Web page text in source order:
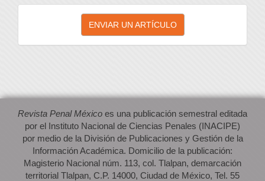
Enviar
artículo
ENVIAR UN ARTÍCULO
Revista Penal México es una publicación semestral editada
por el Instituto Nacional de Ciencias Penales (INACIPE)
por medio de la División de Publicaciones y Gestión de la
Información Académica. Domicilio de la publicación:
Magisterio Nacional núm. 113, col. Tlalpan, demarcación
territorial Tlalpan, C.P. 14000, Ciudad de México, Tel. 55